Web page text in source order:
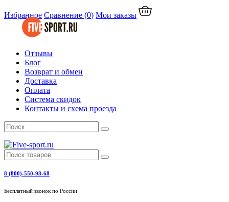
Избранное Сравнение (0) Мои заказы
Отзывы
Блог
Возврат и обмен
Доставка
Оплата
Система скидок
Контакты и схема проезда
8 (800)-550-98-68
Бесплатный звонок по России